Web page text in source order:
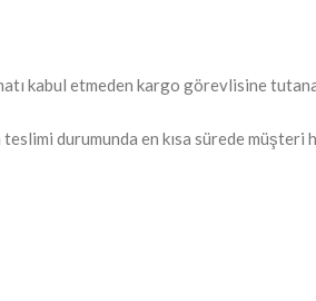
kabul etmeden kargo görevlisine
durumunda en kısa sürede